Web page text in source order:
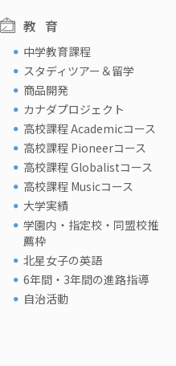
教育
中学教育課程
スタディツアー＆留学
商品開発
カナダプロジェクト
高校課程 Academicコース
高校課程 Pioneerコース
高校課程 Globalistコース
高校課程 Musicコース
大学実績
学園内・指定校・同盟校推
薦枠
北星女子の英語
6年間・3年間の進路指導
自治活動